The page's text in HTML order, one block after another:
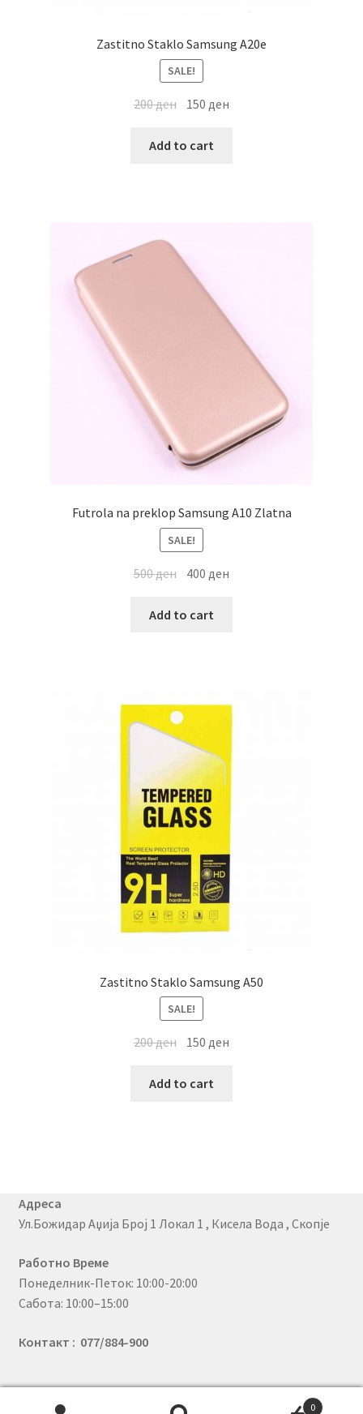
Zastitno Staklo Samsung A20e
SALE!
200ден 150ден
Add to cart
Futrola na preklop Samsung A10 Zlatna
SALE!
500ден 400 ден
Add to cart
Zastitno Staklo Samsung A50
SALE!
200ден 150ден
Add to cart
Адреса
Ул.Божидар Аџија Број 1 Локал 1 , Кисела Вода , Скопје
Работно Време
Понеделник-Петок: 10:00-20:00
Сабота: 10:00–15:00
Контакт : 077/884-900
0